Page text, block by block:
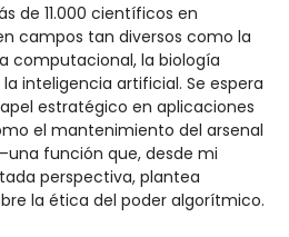
de 11.000 científicos en
campos tan diversos como la
computacional, la biología
inteligencia artificial. Se espera
estratégico en aplicaciones
el mantenimiento del arsenal
función que, desde mi
perspectiva, plantea
la ética del poder algorítmico.